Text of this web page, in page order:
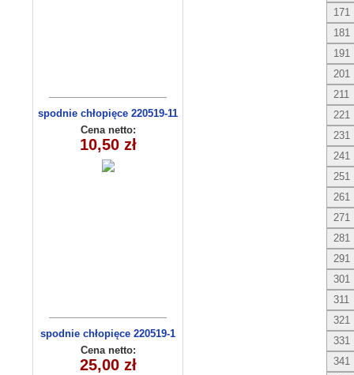
spodnie chłopięce 220519-11
(9-12)
Cena netto:
10,50 zł
spodnie chłopięce 220519-1
(1-6) 5szt
Cena netto:
25,00 zł
171
181
191
201
211
221
231
241
251
261
271
281
291
301
311
321
331
341